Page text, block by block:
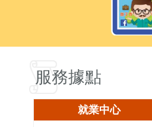
服務據點
就業中心